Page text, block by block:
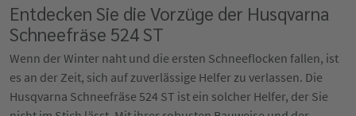
Entdecken Sie die Vorzüge der Husqvarna
Schneefräse 524 ST
Wenn der Winter naht und die ersten Schneeflocken fallen, ist
es an der Zeit, sich auf zuverlässige Helfer zu verlassen. Die
Husqvarna Schneefräse 524 ST ist ein solcher Helfer, der Sie